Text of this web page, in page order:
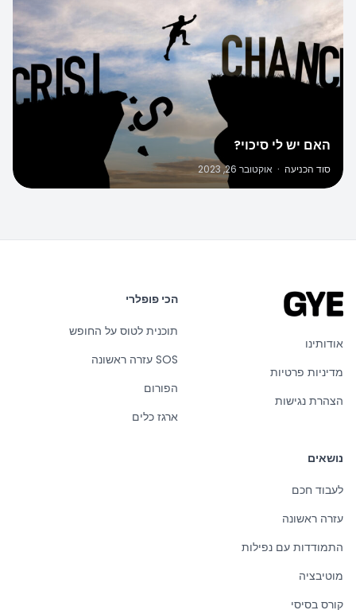
האם יש לי סיכוי?
סוד הכניעה · אוקטובר 26, 2023
אודותינו
מדיניות פרטיות
הצהרת נגישות
הכי פופלרי
תוכנית לטוס על החופש
SOS עזרה ראשונה
הפורום
ארגז כלים
נושאים
לעבוד חכם
עזרה ראשונה
התמודדות עם נפילות
מוטיבציה
קורס בסיסי